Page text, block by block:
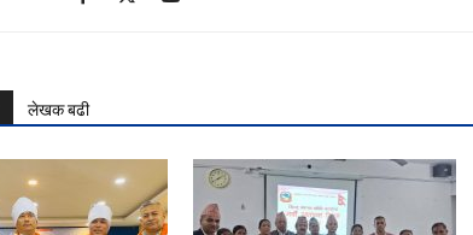
लेखक बढी